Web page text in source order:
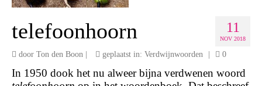
11
NOV 2018
telefoonhoorn
door Ton den Boon geplaatst in: Verdwijnwoorden 0
In 1950 dook het nu alweer bijna verdwenen woord